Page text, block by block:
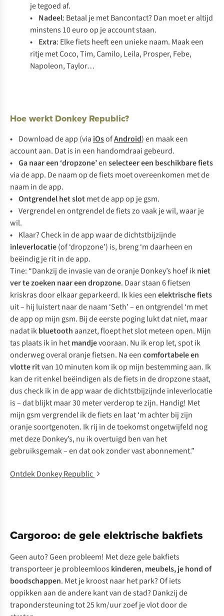
je tegoed af.
• Nadeel: Betaal je met Bancontact? Dan moet er altijd
minstens 10 euro op je account staan.
• Extra: Elke fiets heeft een unieke naam. Maak een
ritje met Coco, Tim, Camilo, Leila, Prosper, Febe,
Napoleon, Taylor…
Hoe werkt Donkey Republic?
• Download de app (via iOsofAndroid) en maak een
account aan. Dat is in een handomdraai gebeurd.
• Ga naar een ‘dropzone’enselecteer een beschikbare fiets
via de app. De naam op de fiets moet overeenkomen met de
naam in de app.
• Ontgrendel het slotmet de app op je gsm.
• Vergrendel en ontgrendel de fiets zo vaak je wil, waar je
wil.
• Klaar? Check in de app waar de dichtstbijzijnde
inleverlocatie(of ‘dropzone’) is, breng ‘m daarheen en
beëindig je rit in de app.
Tine: “Dankzij de invasie van de oranje Donkey’s hoef ikniet
ver te zoeken naar een dropzone. Daar staan 6 fietsen
kriskras door elkaar geparkeerd. Ik kies eenelektrische fiets
uit – hij luistert naar de naam ‘Seth’ – en ontgrendel ‘m met
de app op mijn gsm. Bij de eerste poging lukt dat niet, maar
nadat ikbluetooth aanzet, floept het slot meteen open. Mijn
tas plaats ik in hetmandjevooraan. Nu ik erop let, spot ik
onderweg overal oranje fietsen. Na eencomfortabele en
vlotte ritvan 10 minuten kom ik op mijn bestemming aan. Ik
kan de rit enkel beëindigen als de fiets in de dropzone staat,
dus check ik in de app waar de dichtstbijzijnde inleverlocatie
is – dat blijkt maar 30 meter verderop te zijn. Handig! Met
mijn gsm vergrendel ik de fiets en laat ‘m achter bij zijn
oranje soortgenoten. Ik rij in de toekomst ongetwijfeld nog
met deze Donkey’s, nu ik overtuigd ben van het
gebruiksgemak – en dat ook zonder vast abonnement.”
Ontdek Donkey Republic
Cargoroo: de gele elektrische bakfiets
Geen auto? Geen probleem! Met deze gele bakfiets
transporteer je probleemloos kinderen,meubels, je hond of
boodschappen. Met je kroost naar het park? Of iets
oppikken aan de andere kant van de stad? Dankzij de
trapondersteuning tot 25 km/uur zoef je vlot door de